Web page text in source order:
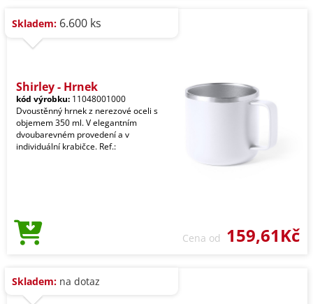
Skladem: 6.600 ks
Shirley - Hrnek
kód výrobku: 11048001000
Dvoustěnný hrnek z nerezové oceli s
objemem 350 ml. V elegantním
dvoubarevném provedení a v
individuální krabičce. Ref.:
Cena od 159,61Kč
Skladem: na dotaz